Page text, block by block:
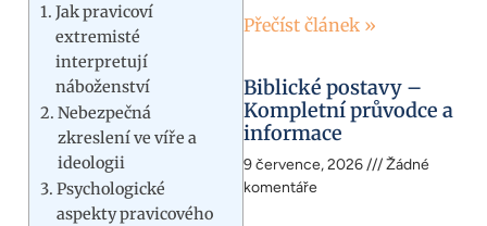
Jak pravicoví
extremisté
interpretují
náboženství
Nebezpečná
zkreslení ve víře a
ideologii
Psychologické
aspekty pravicového
Přečíst článek »
Biblické postavy –
Kompletní průvodce a
informace
9 července, 2026
Žádné
komentáře